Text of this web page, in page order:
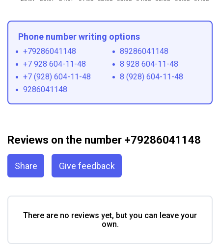
Phone number writing options
+79286041148
89286041148
+7 928 604-11-48
8 928 604-11-48
+7 (928) 604-11-48
8 (928) 604-11-48
9286041148
Reviews on the number +79286041148
Share Give feedback
There are no reviews yet, but you can leave your
own.